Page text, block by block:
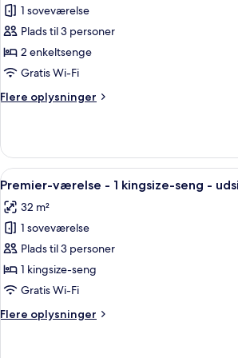
af
Værelse
-
2
1 soveværelse
Plads til 3 personer
2 enkeltsenge
Gratis Wi-Fi
Flere oplysninger
Flere
-
enkeltsenge
Indlæs
alle
billeder
af
Premier-
værelse
-
kingsize-
Et
8
Premier-værelse - 1 kingsize-seng -
32 m²
1 soveværelse
Plads til 3 personer
1 kingsize-seng
Gratis Wi-Fi
Flere oplysninger
Flere